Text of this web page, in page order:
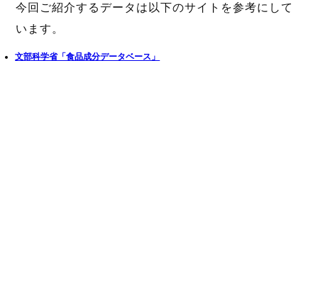
今回ご紹介するデータは以下のサイトを参考にして
います。
文部科学省「食品成分データベース」